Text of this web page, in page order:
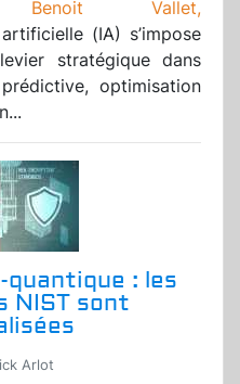
Vallet,
artificielle (IA) s’impose
stratégique dans
optimisation
: les
NIST sont
Arlot